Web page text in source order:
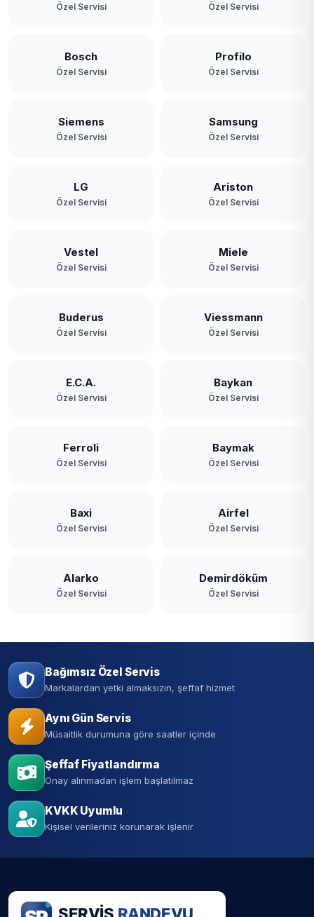
Özel Servisi Özel Servisi
Bosch
Özel Servisi
Profilo
Özel Servisi
Siemens
Özel Servisi
Samsung
Özel Servisi
LG
Özel Servisi
Ariston
Özel Servisi
Vestel
Özel Servisi
Miele
Özel Servisi
Buderus
Özel Servisi
Viessmann
Özel Servisi
E.C.A.
Özel Servisi
Baykan
Özel Servisi
Ferroli
Özel Servisi
Baymak
Özel Servisi
Baxi
Özel Servisi
Airfel
Özel Servisi
Alarko
Özel Servisi
Demirdöküm
Özel Servisi
Bağımsız Özel Servis
Markalardan yetki almaksızın, şeffaf hizmet
Aynı Gün Servis
Müsaitlik durumuna göre saatler içinde
Şeffaf Fiyatlandırma
Onay alınmadan işlem başlatılmaz
KVKK Uyumlu
Kişisel verileriniz korunarak işlenir